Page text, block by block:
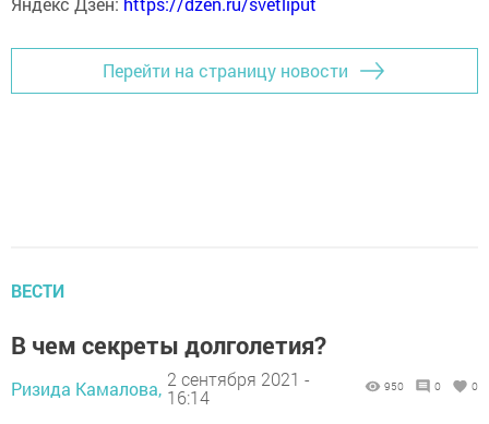
Перейти на страницу новости
ВЕСТИ
В чем секреты долголетия?
Ризида Камалова, 2 сентября 2021 -
16:14
950 0 0